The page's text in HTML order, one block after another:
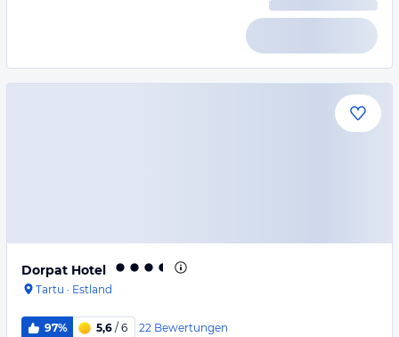
Dorpat Hotel
Tartu · Estland
97% 5,6 / 6 22 Bewertungen